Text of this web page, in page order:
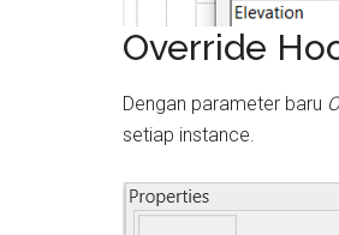
Override
Dengan parameter baru
setiap instance.